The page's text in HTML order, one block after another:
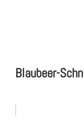
Blaubeer-